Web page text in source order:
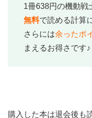
1冊638円の機動戦
無料で読める計算
さらには余ったポ
まえるお得さです♪
購入した本は退会後も